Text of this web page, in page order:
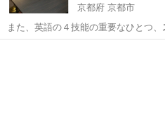
京都府 京都市
また、英語の４技能の重要なひとつ、
もご相談ください。…